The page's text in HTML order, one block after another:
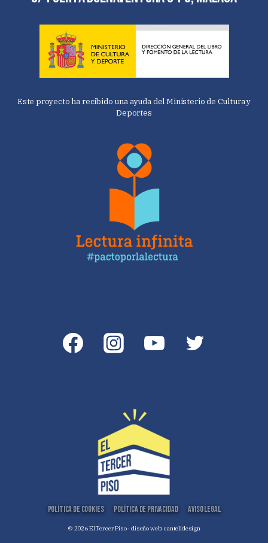
Este proyecto ha recibido una ayuda del Ministerio de Cultura y
Deportes
Política de Cookies Política de Privacidad Aviso Legal
© 2026 El Tercer Piso - diseño web:cantelidesign